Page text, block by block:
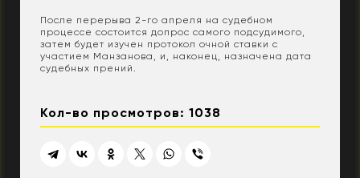
После перерыва 2-го апреля на судебном
процессе состоится допрос самого подсудимого,
затем будет изучен протокол очной ставки с
участием Манзанова, и, наконец, назначена дата
судебных прений.
Кол-во просмотров: 1038